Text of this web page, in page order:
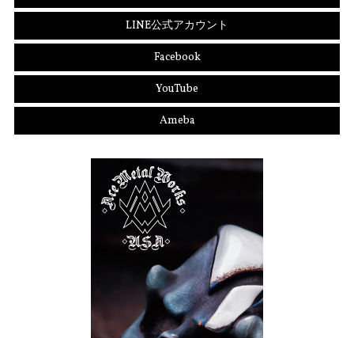
LINE公式アカウント
Facebook
YouTube
Ameba